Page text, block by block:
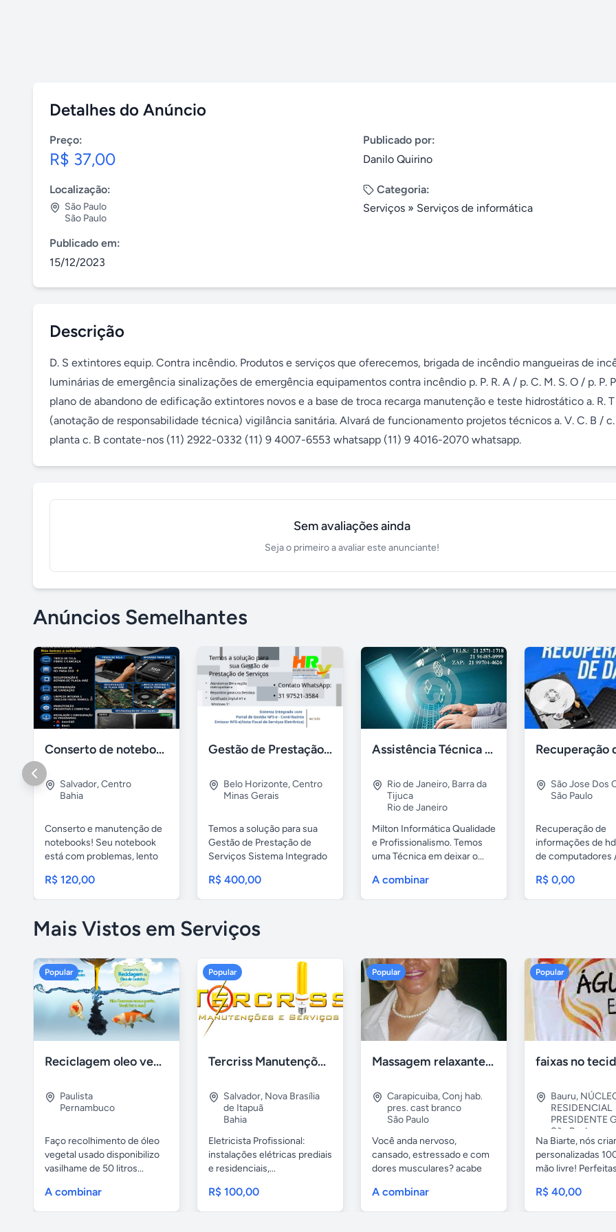
Detalhes do Anúncio
Preço:
R$ 37,00
Publicado por:
Danilo Quirino
Localização:
São Paulo
São Paulo
Categoria:
Serviços » Serviços de informática
Publicado em:
15/12/2023
Descrição
D. S extintores equip. Contra incêndio. Produtos e serviços que oferecemos, brigada de incêndio mangueiras de
luminárias de emergência sinalizações de emergência equipamentos contra incêndio p. P. R. A / p. C. M. S. O / p. P.
plano de abandono de edificação extintores novos e a base de troca recarga manutenção e teste hidrostático a. R. T
(anotação de responsabilidade técnica) vigilância sanitária. Alvará de funcionamento projetos técnicos a. V. C. B / c.
planta c. B contate-nos (11) 2922-0332 (11) 9 4007-6553 whatsapp (11) 9 4016-2070 whatsapp.
Sem avaliações ainda
Seja o primeiro a avaliar este anunciante!
Anúncios Semelhantes
Conserto de notebook manutenção e prevenção
Salvador,Centro
Bahia
Conserto e manutenção de
notebooks! Seu notebook
está com problemas, lento
R$ 120,00
Gestão de Prestação de Serviços NFS-e Emissor Nacional
Belo Horizonte,Centro
Minas Gerais
Temos a solução para sua
Gestão de Prestação de
Serviços Sistema Integrado
R$ 400,00
Assistência Técnica Informática Imediata Barra da Tijuca
Rio de Janeiro, Barra da
Tijuca
Rio de Janeiro
Milton Informática Qualidade
e Profissionalismo. Temos
uma Técnica em deixar o...
A combinar
São Jose Dos
São Paulo
Recuperação de
informações de
de computadores
R$ 0,00
Mais Vistos em Serviços
Popular
Reciclagem oleo vegetal
Paulista
Pernambuco
Faço recolhimento de óleo
vegetal usado disponibilizo
vasilhame de 50 litros...
A combinar
Popular
Tercriss Manutenções e Serviços
Salvador, Nova Brasília
de Itapuã
Bahia
Eletricista Profissional:
instalações elétricas prediais
e residenciais,...
R$ 100,00
Popular
Massagem relaxante- terapeutica e depilação
Carapicuiba,Conj hab.
pres. cast branco
São Paulo
Você anda nervoso,
cansado, estressado e com
dores musculares? acabe
A combinar
Popular
Bauru,
RESIDENCIAL
PRESIDENTE
São Paulo
Na Biarte, nós
personalizadas
mão livre!
R$ 40,00